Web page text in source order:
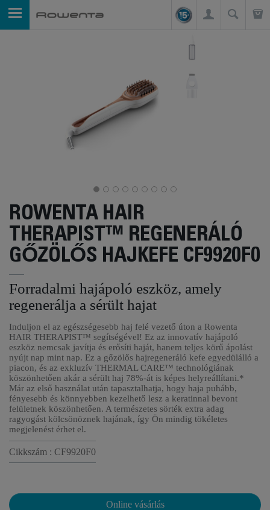
ROWENTA HAIR
THERAPIST™ REGENERÁLÓ
GŐZÖLŐS HAJKEFE CF9920F0
Forradalmi hajápoló eszköz, amely
regenerálja a sérült hajat
Induljon el az egészségesebb haj felé vezető úton a Rowenta
HAIR THERAPIST™ segítségével! Ez az innovatív hajápoló
eszköz nemcsak javítja és erősíti haját, hanem teljes körű ápolást
nyújt nap mint nap. Ez a gőzölős hajregeneráló kefe egyedülálló a
piacon, és az exkluzív THERMAL CARE™ technológiának
köszönhetően akár a sérült haj 78%-át is képes helyreállítani.*
Már az első használat után tapasztalhatja, hogy haja puhább,
fényesebb és könnyebben kezelhető lesz a keratinnal bevont
felületnek köszönhetően. A természetes sörték extra adag
ragyogást kölcsönöznek hajának, így Ön mindig tökéletes
megjelenést érhet el.
Cikkszám : CF9920F0
Online vásárlás